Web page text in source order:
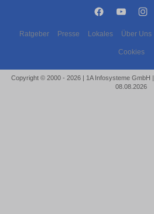
Ratgeber Presse Lokales Über Uns
Cookies
Copyright © 2000 - 2026 | 1A Infosysteme GmbH
08.08.2026